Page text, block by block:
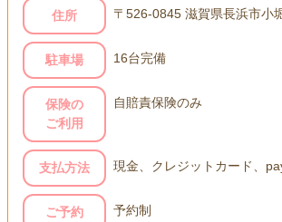
住所 〒526-0845 滋賀県長浜市小
駐車場 16台完備
保険の
ご利用
自賠責保険のみ
支払方法 現金、クレジットカード、
ご予約 予約制